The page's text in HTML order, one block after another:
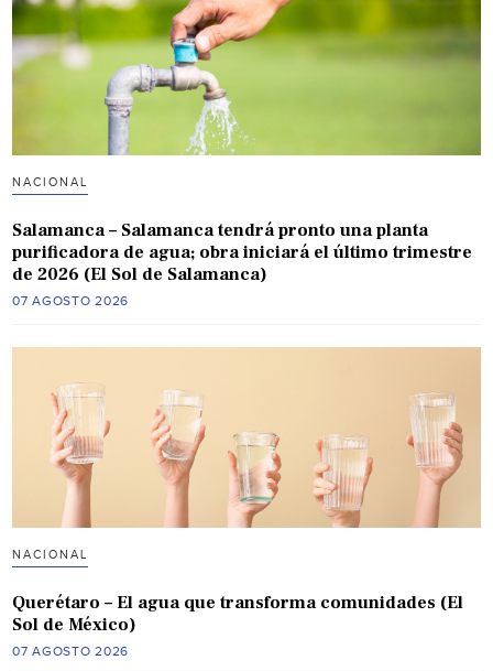
NACIONAL
Salamanca – Salamanca tendrá pronto una planta
purificadora de agua; obra iniciará el último trimestre
de 2026 (El Sol de Salamanca)
07 AGOSTO 2026
NACIONAL
Querétaro – El agua que transforma comunidades (El
Sol de México)
07 AGOSTO 2026